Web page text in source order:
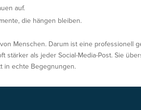
auf.
die hängen bleiben.
Menschen. Darum ist eine professionell
stärker als jeder Social-Media-Post. Sie
in echte Begegnungen.